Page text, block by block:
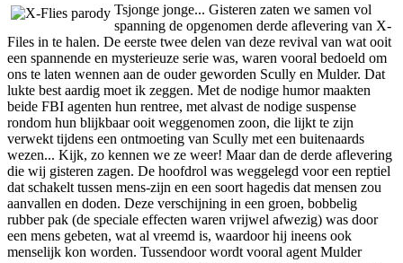
Tsjonge jonge... Gisteren zaten we samen vol
spanning de opgenomen derde aflevering van X-
Files in te halen. De eerste twee delen van deze revival van wat ooit
een spannende en mysterieuze serie was, waren vooral bedoeld om
ons te laten wennen aan de ouder geworden Scully en Mulder. Dat
lukte best aardig moet ik zeggen. Met de nodige humor maakten
beide FBI agenten hun rentree, met alvast de nodige suspense
rondom hun blijkbaar ooit weggenomen zoon, die lijkt te zijn
verwekt tijdens een ontmoeting van Scully met een buitenaards
wezen... Kijk, zo kennen we ze weer! Maar dan de derde aflevering
die wij gisteren zagen. De hoofdrol was weggelegd voor een reptiel
dat schakelt tussen mens-zijn en een soort hagedis dat mensen zou
aanvallen en doden. Deze verschijning in een groen, bobbelig
rubber pak (de speciale effecten waren vrijwel afwezig) was door
een mens gebeten, wat al vreemd is, waardoor hij ineens ook
menselijk kon worden. Tussendoor wordt vooral agent Mulder